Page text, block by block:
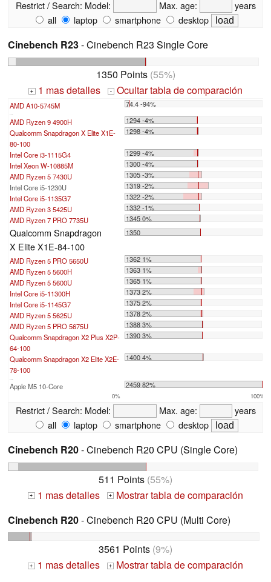
Restrict / Search: Model: Max. age:
years
all
laptop smartphone desktop
Cinebench R23- Cinebench R23 Single Core
1350 Points(55%)
+ 1 mas detalles - Ocultar tabla de comparación
AMD A10-5745M 74.4 -94%
AMD Ryzen 9 4900H
1294 -4%
Qualcomm Snapdragon X Elite X1E-
80-100
1298 -4%
Intel Core i3-1115G4
1299 -4%
Intel Xeon W-10885M
1300 -4%
AMD Ryzen 5 7430U
1305 -3%
Intel Core i5-1230U
1319 -2%
Intel Core i5-1135G7
1322 -2%
AMD Ryzen 3 5425U
1332 -1%
AMD Ryzen 7 PRO 7735U
1345 0%
Qualcomm Snapdragon
X Elite X1E-84-100
1350
AMD Ryzen 5 PRO 5650U
1362 1%
AMD Ryzen 5 5600H
1363 1%
AMD Ryzen 5 5600U
1365 1%
Intel Core i5-11300H
1373 2%
Intel Core i5-1145G7
1375 2%
AMD Ryzen 5 5625U
1378 2%
AMD Ryzen 5 PRO 5675U
1388 3%
Qualcomm Snapdragon X2 Plus X2P-
64-100
1390 3%
Qualcomm Snapdragon X2 Elite X2E-
78-100
1400 4%
Apple M5 10-Core 2459 82%
0% 100%
Restrict / Search: Model: Max. age:
years
all
laptop smartphone desktop
Cinebench R20- Cinebench R20 CPU (Single Core)
511 Points (55%)
+ 1 mas detalles +
Mostrar tabla de comparación
Cinebench R20- Cinebench R20 CPU (Multi Core)
3561 Points (9%)
+ 1 mas detalles +
Mostrar tabla de comparación